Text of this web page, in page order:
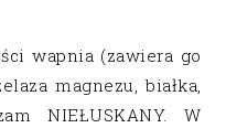
wapnia (zawiera go
magnezu, białka,
NIEŁUSKANY. W